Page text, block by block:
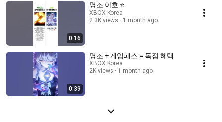
0:16
명조 야호 ⭐
XBOX Korea
2.3K views
1 month ago
0:39
명조 + 게임패스 = 독점 혜택
XBOX Korea
2K views
1 month ago